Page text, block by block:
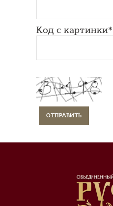
Код с картинки*